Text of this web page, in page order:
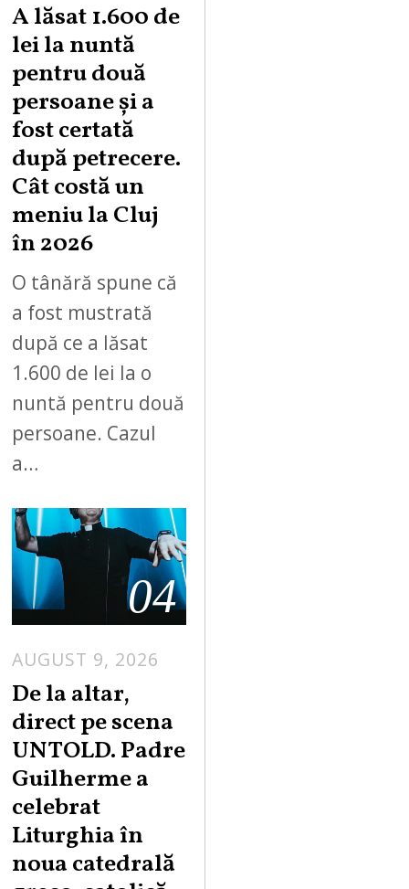
A lăsat 1.600 de
lei la nuntă
pentru două
persoane și a
fost certată
după petrecere.
Cât costă un
meniu la Cluj
în 2026
O tânără spune că
a fost mustrată
după ce a lăsat
1.600 de lei la o
nuntă pentru două
persoane. Cazul
a…
04
AUGUST 9, 2026
De la altar,
direct pe scena
UNTOLD. Padre
Guilherme a
celebrat
Liturghia în
noua catedrală